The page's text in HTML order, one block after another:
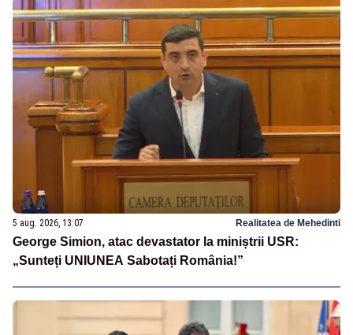
5 aug. 2026, 13:07 Realitatea de Mehedinti
George Simion, atac devastator la miniștrii USR:
„Sunteți UNIUNEA Sabotați România!”